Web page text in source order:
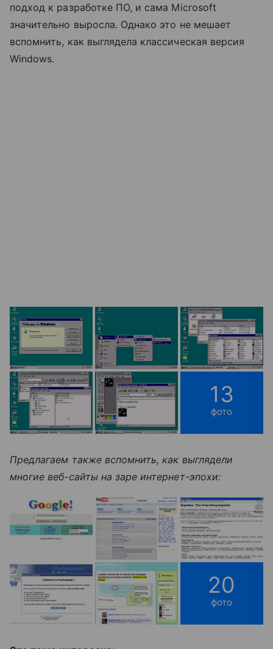
подход к разработке ПО, и сама Microsoft
значительно выросла. Однако это не мешает
вспомнить, как выглядела классическая версия
Windows.
13
фото
Предлагаем также вспомнить, как выглядели
многие веб-сайты на заре интернет-эпохи:
20
фото